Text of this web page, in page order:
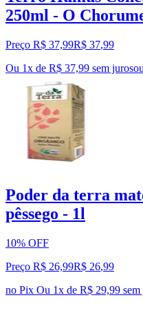
250ml - O
Preço R$ 37,99R$ 37,99
Ou 1x de R$ 37,99 sem jurosou
Poder da terra
pêssego - 1l
10% OFF
Preço R$ 26,99R$ 26,99
no Pix Ou 1x de R$ 29,99 sem